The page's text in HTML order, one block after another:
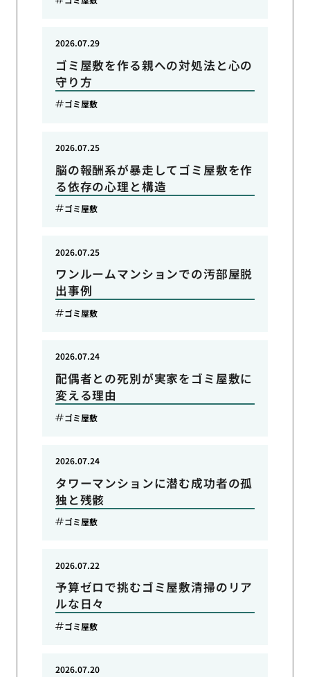
ゴミ屋敷を作る親への対処法と心の
守り方
2026.07.29
ゴミ屋敷
脳の報酬系が暴走してゴミ屋敷を作
る依存の心理と構造
2026.07.25
ゴミ屋敷
ワンルームマンションでの汚部屋脱
出事例
2026.07.25
ゴミ屋敷
配偶者との死別が実家をゴミ屋敷に
変える理由
2026.07.24
ゴミ屋敷
タワーマンションに潜む成功者の孤
独と残骸
2026.07.24
ゴミ屋敷
予算ゼロで挑むゴミ屋敷清掃のリア
ルな日々
2026.07.22
ゴミ屋敷
2026.07.20